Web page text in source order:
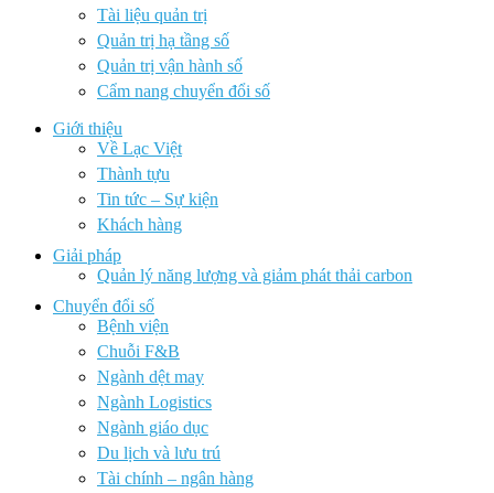
Tài liệu quản trị
Quản trị hạ tầng số
Quản trị vận hành số
Cẩm nang chuyển đổi số
Giới thiệu
Về Lạc Việt
Thành tựu
Tin tức – Sự kiện
Khách hàng
Giải pháp
Quản lý năng lượng và giảm phát thải carbon
Chuyển đổi số
Bệnh viện
Chuỗi F&B
Ngành dệt may
Ngành Logistics
Ngành giáo dục
Du lịch và lưu trú
Tài chính – ngân hàng